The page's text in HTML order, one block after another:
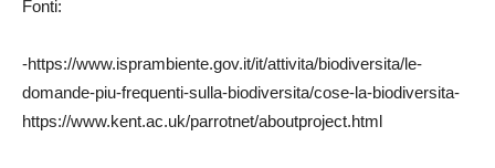
Fonti:
-https://www.isprambiente.gov.it/it/attivita/biodiversita/le-
domande-piu-frequenti-sulla-biodiversita/cose-la-biodiversita-
https://www.kent.ac.uk/parrotnet/aboutproject.html